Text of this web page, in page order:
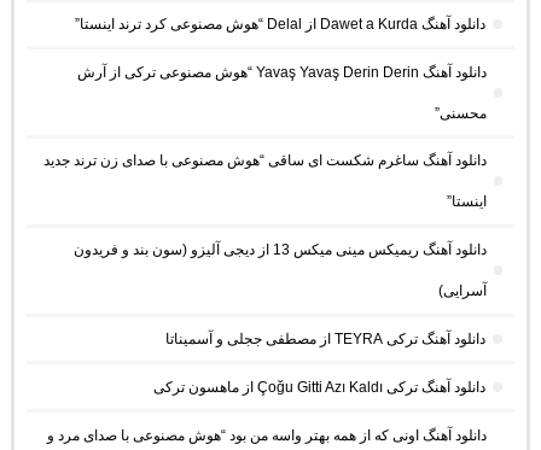
دانلود آهنگ Dawet a Kurda از Delal “هوش مصنوعی کرد ترند اینستا”
دانلود آهنگ Yavaş Yavaş Derin Derin “هوش مصنوعی ترکی از آرش
محسنی”
دانلود آهنگ ساغرم شکست ای ساقی “هوش مصنوعی با صدای زن ترند جدید
اینستا”
دانلود آهنگ ریمیکس مینی میکس 13 از دیجی آلیزو (سون بند و فریدون
آسرایی)
دانلود آهنگ ترکی TEYRA از مصطفی ججلی و آسمیناتا
دانلود آهنگ ترکی Çoğu Gitti Azı Kaldı از ماهسون ترکی
دانلود آهنگ اونی که از همه بهتر واسه من بود “هوش مصنوعی با صدای مرد و